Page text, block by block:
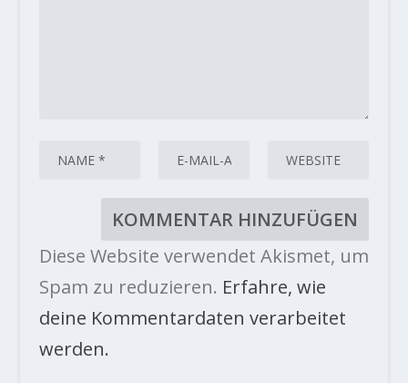
Diese Website verwendet Akismet, um
Spam zu reduzieren. Erfahre, wie
deine Kommentardaten verarbeitet
werden.